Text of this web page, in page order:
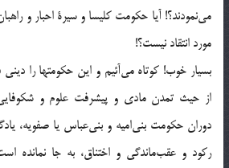
می‌نمودند؟! آیا حکومت‌ کلیسا و سیرة‌ احبار و
مورد انتقاد نیست؟!
بسیار خوب! کوتاه‌ می‌آئیم‌ و این‌ حکومتها را
از حیث‌ تمدن‌ ماد‌ی‌ و پیشرفت‌ علوم‌ و
دوران‌ حکومت‌ بنی‌امیه‌ و بنی‌عباس‌ یا صفویه،
رکود و عقب‌ماندگی‌ و اختناق، به‌ جا نمانده‌